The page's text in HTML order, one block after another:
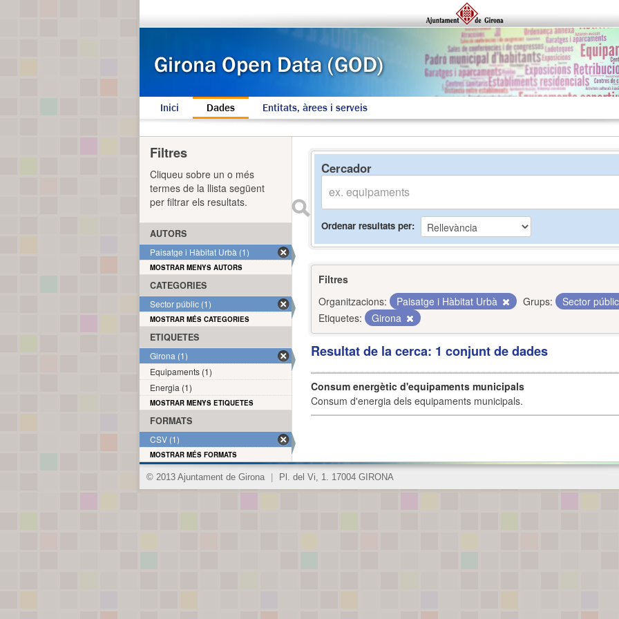
Inici Dades Entitats, àrees i serveis
Cercador
Ordenar resultats per
Filtres
Organitzacions:
Paisatge i Hàbitat Urbà Grups:
Sector
Etiquetes:
Girona
Resultat de la cerca: 1 conjunt de dades
Consum energètic d'equipaments municipals
Consum d'energia dels equipaments municipals.
Filtres
Cliqueu sobre un o més
termes de la llista següent
per filtrar els resultats.
AUTORS
Paisatge i Hàbitat Urbà (1)
MOSTRAR MENYS AUTORS
CATEGORIES
Sector públic (1)
MOSTRAR MÉS CATEGORIES
ETIQUETES
Girona (1)
Equipaments (1)
Energia (1)
MOSTRAR MENYS ETIQUETES
FORMATS
CSV (1)
MOSTRAR MÉS FORMATS
© 2013 Ajuntament de Girona Pl. del Vi, 1. 17004 GIRONA